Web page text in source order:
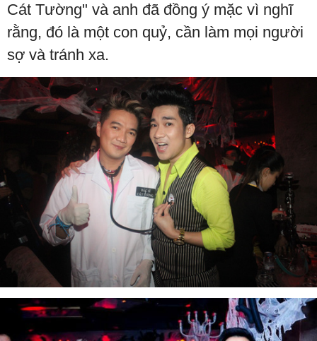
Cát Tường" và anh đã đồng ý mặc vì nghĩ
rằng, đó là một con quỷ, cần làm mọi người
sợ và tránh xa.